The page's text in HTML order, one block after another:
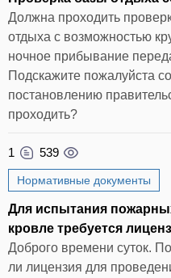
Должна проходить
отдыха с возможностью
ночное прибывание
Подскажите пожалуйста
постановлению
проходить?
1 539
Нормативные документы
Для испытания
кровле требуется
Доброго времени суток.
ли лицензия для